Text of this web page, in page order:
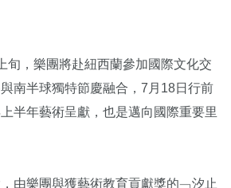
旬，樂團將赴紐西蘭參加國際文化交
南半球獨特節慶融合，7月18日行前
半年藝術呈獻，也是邁向國際重要里
由樂團與獲藝術教育貢獻獎的﹁汐止